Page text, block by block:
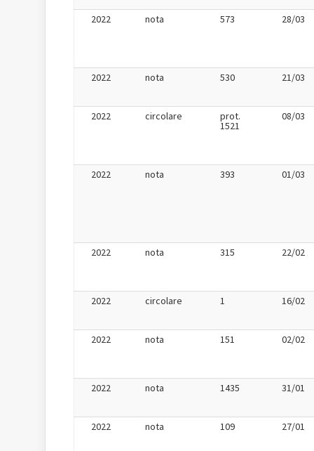
2022 nota 573 28/03
2022 nota 530 21/03
2022 circolare prot.
1521
08/03
2022 nota 393 01/03
2022 nota 315 22/02
2022 circolare 1 16/02
2022 nota 151 02/02
2022 nota 1435 31/01
2022 nota 109 27/01